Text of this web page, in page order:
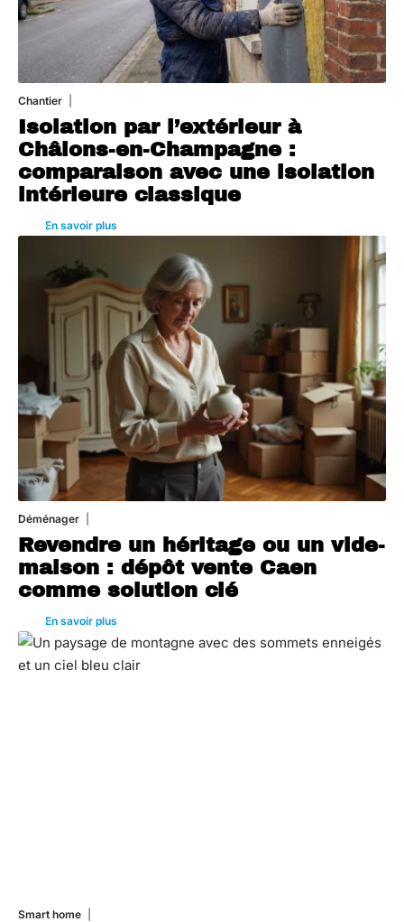
Chantier
Isolation par l’extérieur à
Châlons-en-Champagne :
comparaison avec une isolation
intérieure classique
En savoir plus
Déménager
Revendre un héritage ou un vide-
maison : dépôt vente Caen
comme solution clé
En savoir plus
Smart home